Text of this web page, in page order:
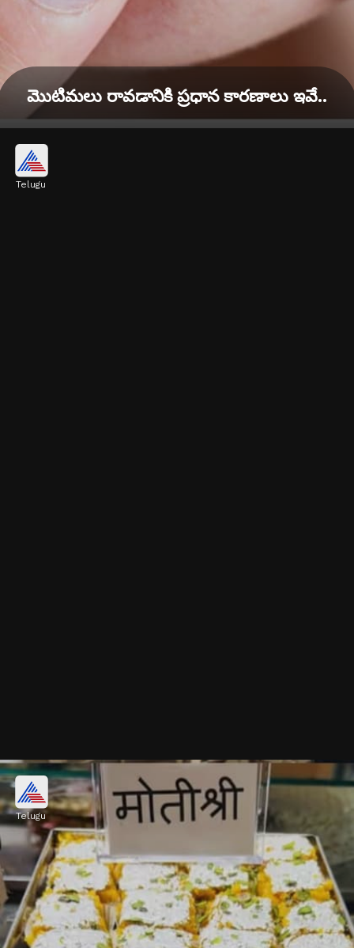
మొటిమలు రావడానికి ప్రధాన కారణాలు ఇవే..
Telugu
తీపి పదార్థాలు
తీపి పదార్థాలు, బ్రెడ్, చక్కెర కలిసిన ధాన్యాలు, కేకులు,
మిఠాయిలు, సోడాలు లాంటివి ఎక్కువగా తీసుకోవడం వల్ల
మొటిమలు రావొచ్చు.
Telugu